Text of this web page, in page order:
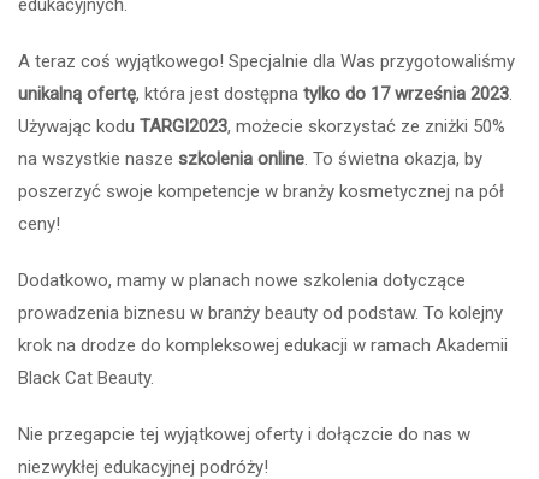
edukacyjnych.
A teraz coś wyjątkowego! Specjalnie dla Was przygotowaliśmy
unikalną ofertę, która jest dostępna tylko do 17 września 2023.
Używając kodu TARGI2023, możecie skorzystać ze zniżki 50%
na wszystkie nasze szkolenia online. To świetna okazja, by
poszerzyć swoje kompetencje w branży kosmetycznej na pół
ceny!
Dodatkowo, mamy w planach nowe szkolenia dotyczące
prowadzenia biznesu w branży beauty od podstaw. To kolejny
krok na drodze do kompleksowej edukacji w ramach Akademii
Black Cat Beauty.
Nie przegapcie tej wyjątkowej oferty i dołączcie do nas w
niezwykłej edukacyjnej podróży!